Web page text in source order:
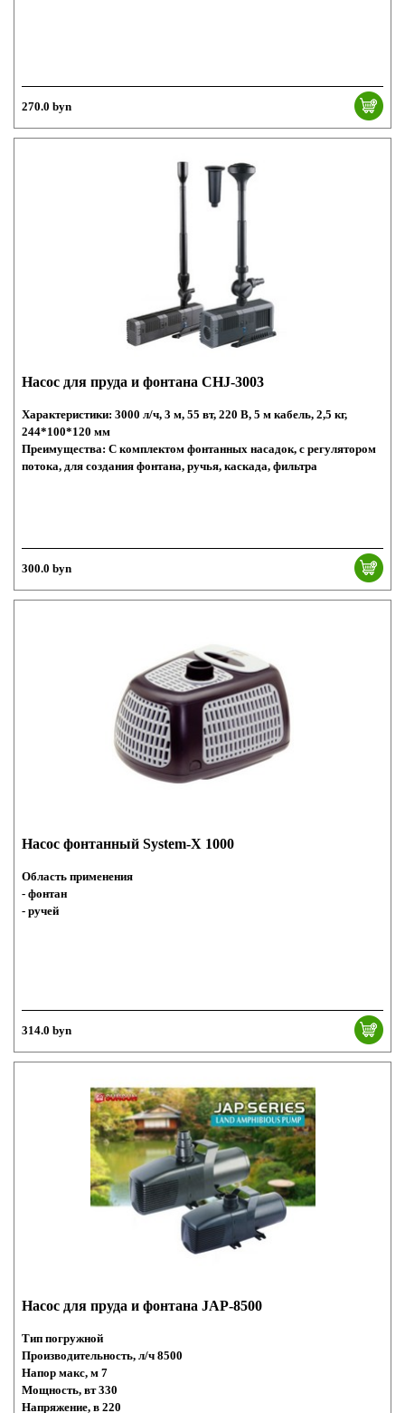
270.0 byn
Насос для пруда и фонтана CHJ-3003
Характеристики: 3000 л/ч, 3 м, 55 вт, 220 В, 5 м кабель, 2,5 кг,
244*100*120 мм
Преимущества: С комплектом фонтанных насадок, с регулятором
потока, для создания фонтана, ручья, каскада, фильтра
300.0 byn
Насос фонтанный System-X 1000
Область применения
- фонтан
- ручей
314.0 byn
Насос для пруда и фонтана JAP-8500
Тип погружной
Производительность, л/ч 8500
Напор макс, м 7
Мощность, вт 330
Напряжение, в 220